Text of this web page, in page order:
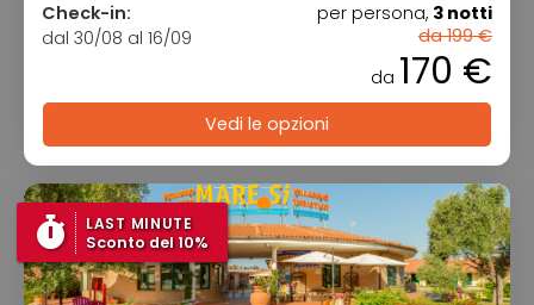
Check-in:
dal 30/08 al 16/09
per persona, 3 notti
da 199 €
da 170 €
Vedi le opzioni
LAST MINUTE
Sconto del 10%